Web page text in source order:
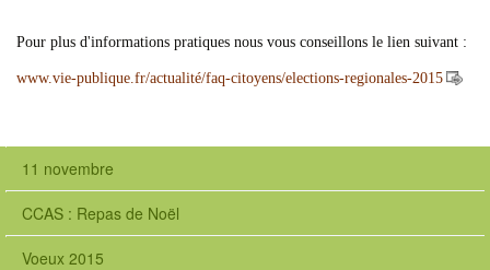
Pour plus d'informations pratiques nous vous conseillons le lien suivant :
www.vie-publique.fr/actualité/faq-citoyens/elections-regionales-2015
11 novembre
CCAS : Repas de Noël
Voeux 2015